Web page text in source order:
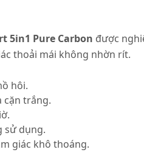
5in1 Pure Carbon được
thoải mái không nhờn rít.
hôi.
cặn trắng.
sử dụng.
giác khô thoáng.